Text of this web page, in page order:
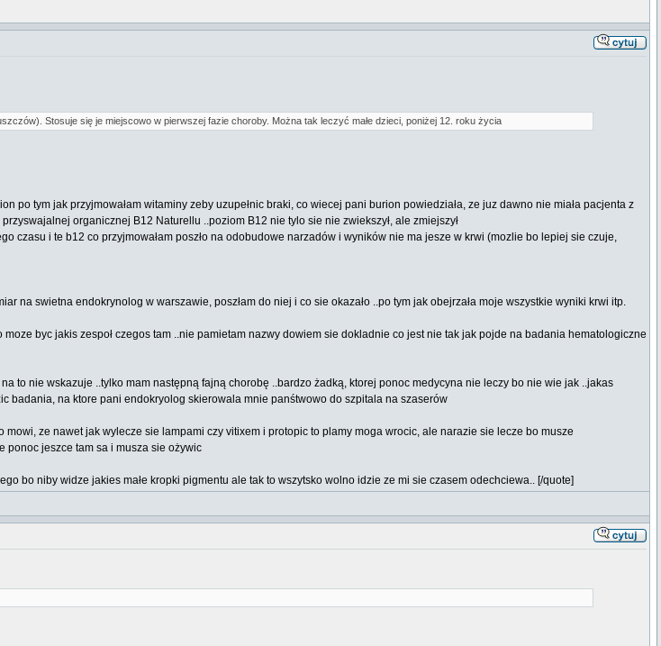
Stosuje się je miejscowo w pierwszej fazie choroby. Można tak leczyć małe dzieci, poniżej 12. roku życia
po tym jak przyjmowałam witaminy zeby uzupełnic braki, co wiecej pani burion powiedziała, ze juz dawno nie miała pacjenta z
organicznej B12 Naturellu ..poziom B12 nie tylo sie nie zwiekszył, ale zmiejszył
czasu i te b12 co przyjmowałam poszło na odobudowe narzadów i wyników nie ma jesze w krwi (mozlie bo lepiej sie czuje,
na swietna endokrynolog w warszawie, poszłam do niej i co sie okazało ..po tym jak obejrzała moje wszystkie wyniki krwi itp.
byc jakis zespoł czegos tam ..nie pamietam nazwy dowiem sie dokladnie co jest nie tak jak pojde na badania hematologiczne
to nie wskazuje ..tylko mam następną fajną chorobę ..bardzo żadką, ktorej ponoc medycyna nie leczy bo nie wie jak ..jakas
badania, na ktore pani endokryolog skierowala mnie panśtwowo do szpitala na szaserów
ze nawet jak wylecze sie lampami czy vitixem i protopic to plamy moga wrocic, ale narazie sie lecze bo musze
ponoc jeszce tam sa i musza sie ożywic
bo niby widze jakies małe kropki pigmentu ale tak to wszytsko wolno idzie ze mi sie czasem odechciewa.. [/quote]